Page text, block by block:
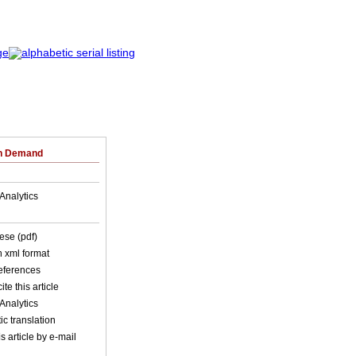
Demand
(pdf)
xml format
this article
translation
article by e-mail